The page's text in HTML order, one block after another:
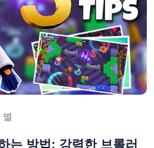
별
는 방법: 강력한 브롤러